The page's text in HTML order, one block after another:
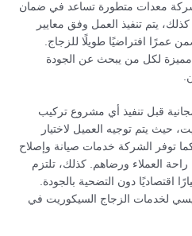
معدات متطورة تساعد في ضمان
يتم تنفيذ العمل وفق معايير
عمرًا افتراضيًا طويلًا للزجاج.
مميزة لكل من يبحث عن الجودة
قبل تنفيذ أي مشروع تركيب
حيث يتم توجيه العميل لاختيار
توفر الشركة خدمات صيانة وإصلاح
العملاء ورضاهم. كذلك، تلتزم
اقتصاديًا دون التضحية بالجودة.
لخدمات الزجاج السيكوريت في